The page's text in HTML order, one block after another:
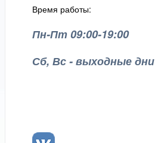
Время работы:
Пн-Пт 09:00-19:00
Сб, Вс - выходные дни